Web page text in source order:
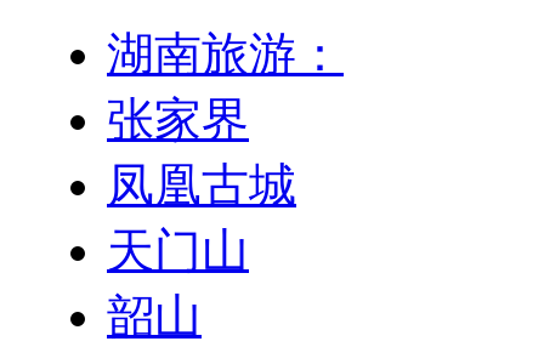
湖南旅游：
张家界
凤凰古城
天门山
韶山